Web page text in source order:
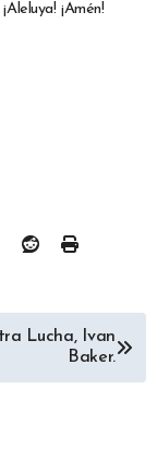
¡Amén!
Lucha, Ivan
Baker.